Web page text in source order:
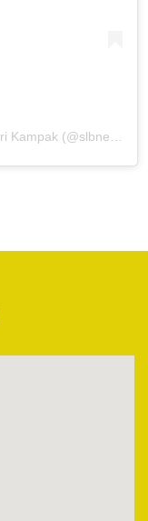
Sebuah kiriman dibagikan oleh Slb Negeri Kampak (@slbnegerikampak)